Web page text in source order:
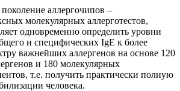
аллергочипов –
молекулярных аллерготестов,
одновременно определить уровни
и специфических IgE к более
важнейших аллергенов на основе 120
и 180 молекулярных
т.е. получить практически полную
человека.